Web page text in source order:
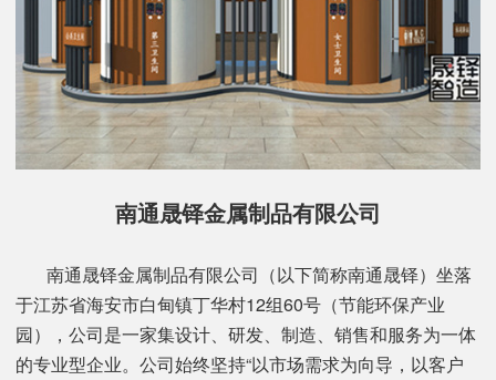
南通晟铎金属制品有限公司
南通晟铎金属制品有限公司（以下简称南通晟铎）坐落
于江苏省海安市白甸镇丁华村12组60号（节能环保产业
园），公司是一家集设计、研发、制造、销售和服务为一体
的专业型企业。公司始终坚持“以市场需求为向导，以客户